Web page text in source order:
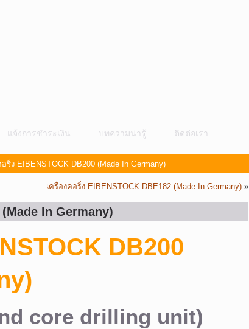
แจ้งการชำระเงิน บทความน่ารู้ ติดต่อเรา
ริ่ง EIBENSTOCK DB200 (Made In Germany)
เครื่องคอริ่ง EIBENSTOCK DBE182 (Made In Germany) »
(Made In Germany)
DB200
core drilling unit)